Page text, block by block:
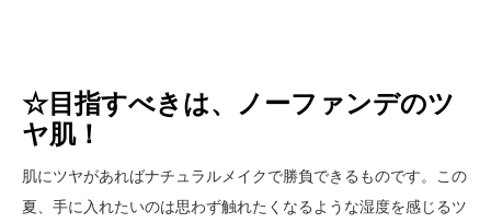
☆目指すべきは、ノーファンデのツ
ヤ肌！
肌にツヤがあればナチュラルメイクで勝負できるものです。この
夏、手に入れたいのは思わず触れたくなるような湿度を感じるツ